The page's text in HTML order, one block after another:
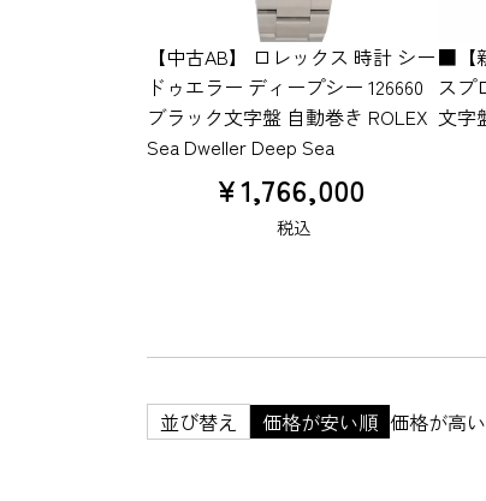
【中古AB】 ロレックス 時計 シー
ドゥエラー ディープシー 126660
ブラック文字盤 自動巻き ROLEX
Sea Dweller Deep Sea
¥1,766,000
税込
■【
スプ
文字
並び替え 価格が安い順 価格が高